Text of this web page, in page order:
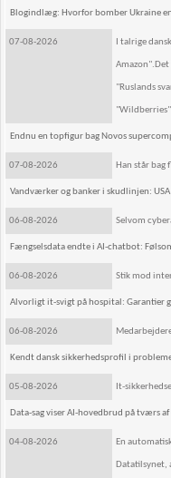
Blogindlæg: Hvorfor bomber Ukraine
07-08-2026 I talrige
"Ruslands
"Wildberries"
Endnu en topfigur bag Novos
07-08-2026 Han står
Vandværker og banker i skudlinjen:
06-08-2026 Selvom
Fængselsdata endte i AI-chatbot:
06-08-2026 Stik mod
Alvorligt it-svigt på hospital: Garantier
06-08-2026
Kendt dansk sikkerhedsprofil i
05-08-2026 It-
Data-sag viser AI-hovedbrud på tværs
04-08-2026 En
Datatilsynet,